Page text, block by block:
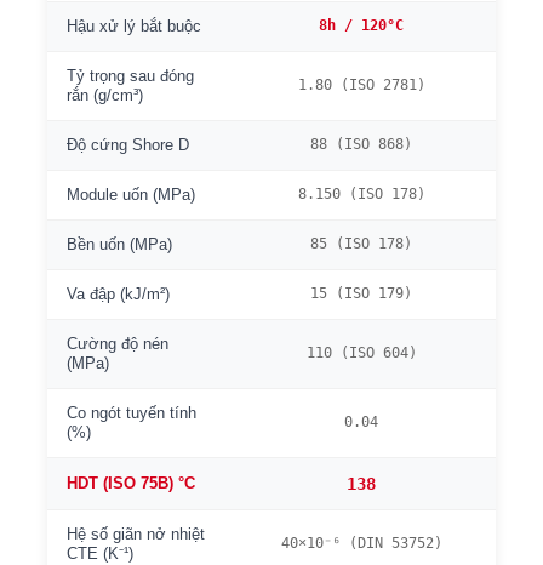
Hậu xử lý bắt buộc 8h / 120°C
Tỷ trọng sau đóng
rắn (g/cm³)
1.80 (ISO 2781)
Độ cứng Shore D 88 (ISO 868)
Module uốn (MPa) 8.150 (ISO 178)
Bền uốn (MPa) 85 (ISO 178)
Va đập (kJ/m²) 15 (ISO 179)
Cường độ nén
(MPa)
110 (ISO 604)
Co ngót tuyến tính
(%)
0.04
HDT (ISO 75B) °C 138
Hệ số giãn nở nhiệt
CTE (K⁻¹)
40×10⁻⁶ (DIN 53752)